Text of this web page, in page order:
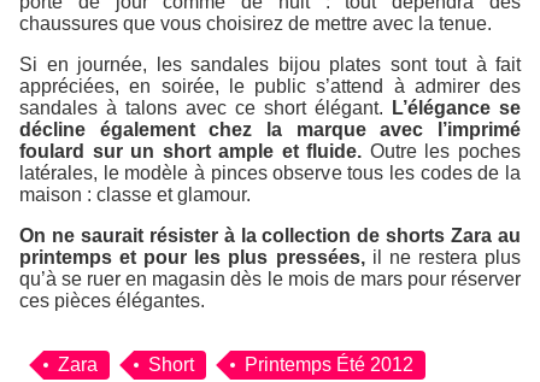
chaussures que vous choisirez de mettre avec la tenue.
Si en journée, les sandales bijou plates sont tout à fait
appréciées, en soirée, le public s’attend à admirer des
sandales à talons avec ce short élégant.
L’élégance se
décline également chez la marque avec l’imprimé
foulard sur un short ample et fluide. Outre les poches
latérales, le modèle à pinces observe tous les codes de la
maison : classe et glamour.
On ne saurait résister à la collection de shorts Zara au
printemps et pour les plus pressées,il ne restera plus
qu’à se ruer en magasin dès le mois de mars pour réserver
ces pièces élégantes.
Zara Short Printemps Été 2012